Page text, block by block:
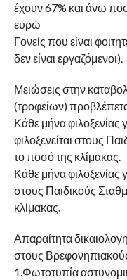
έχουν 67% και άνω
ευρώ
Γονείς που είναι
δεν είναι εργαζόμενοι).
Μειώσεις στην
(τροφείων)
Κάθε μήνα φιλοξενίας
φιλοξενείται στους
το ποσό της κλίμακας.
Κάθε μήνα φιλοξενίας
στους Παιδικούς
κλίμακας.
Απαραίτητα
στους
1.Φωτοτυπία